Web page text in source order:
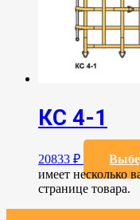
КС 4-1
20833 ₽
имеет несколько
странице товара.